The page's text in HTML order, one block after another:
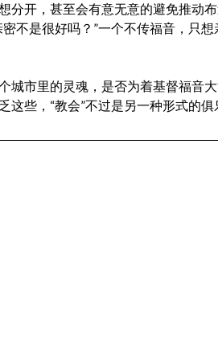
分开，甚至会有意无意的避免推动
不是很好吗？”一个不传福音，只
城市里的灵魂，是否为着基督福音
些，“教会”不过是另一种形式的俱